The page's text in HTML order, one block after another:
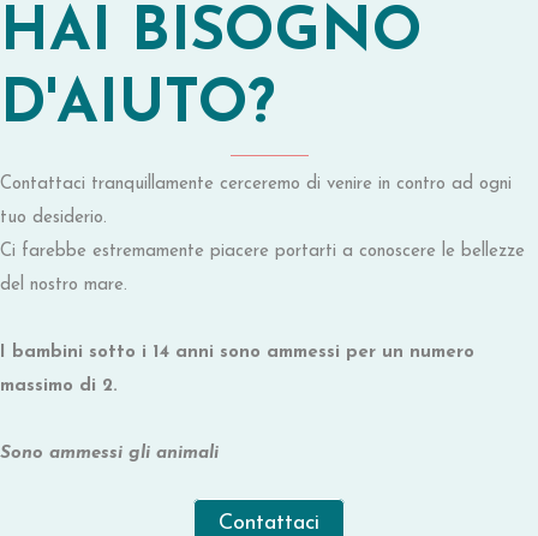
HAI BISOGNO
D'AIUTO?
Contattaci tranquillamente cerceremo di venire in contro ad ogni
tuo desiderio.
Ci farebbe estremamente piacere portarti a conoscere le bellezze
del nostro mare.
I bambini sotto i 14 anni sono ammessi per un numero
massimo di 2.
Sono ammessi gli animali
Contattaci